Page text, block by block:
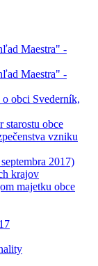
Maestra" -
Maestra" -
obci Svederník,
starostu obce
vzniku
2017)
krajov
majetku obce